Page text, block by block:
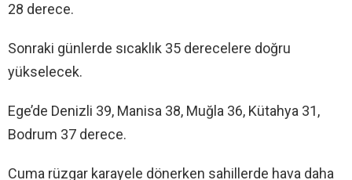
28 derece.
Sonraki günlerde sıcaklık 35 derecelere doğru
yükselecek.
Ege’de Denizli 39, Manisa 38, Muğla 36, Kütahya 31,
Bodrum 37 derece.
Cuma rüzgar karayele dönerken sahillerde hava daha